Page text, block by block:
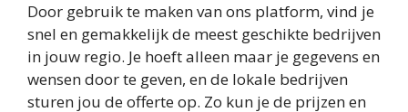
Door gebruik te maken van ons platform, vind je
snel en gemakkelijk de meest geschikte bedrijven
in jouw regio. Je hoeft alleen maar je gegevens en
wensen door te geven, en de lokale bedrijven
sturen jou de offerte op. Zo kun je de prijzen en